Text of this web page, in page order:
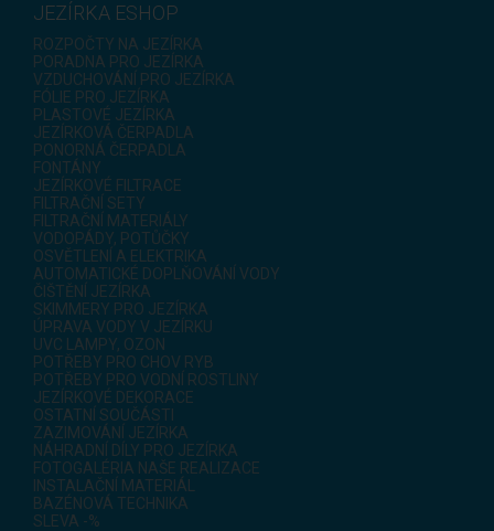
JEZÍRKA ESHOP
ROZPOČTY NA JEZÍRKA
PORADNA PRO JEZÍRKA
VZDUCHOVÁNÍ PRO JEZÍRKA
FÓLIE PRO JEZÍRKA
PLASTOVÉ JEZÍRKA
JEZÍRKOVÁ ČERPADLA
PONORNÁ ČERPADLA
FONTÁNY
JEZÍRKOVÉ FILTRACE
FILTRAČNÍ SETY
FILTRAČNÍ MATERIÁLY
VODOPÁDY, POTŮČKY
OSVĚTLENÍ A ELEKTRIKA
AUTOMATICKÉ DOPLŇOVÁNÍ VODY
ČIŠTĚNÍ JEZÍRKA
SKIMMERY PRO JEZÍRKA
ÚPRAVA VODY V JEZÍRKU
UVC LAMPY, OZON
POTŘEBY PRO CHOV RYB
POTŘEBY PRO VODNÍ ROSTLINY
JEZÍRKOVÉ DEKORACE
OSTATNÍ SOUČÁSTI
ZAZIMOVÁNÍ JEZÍRKA
NÁHRADNÍ DÍLY PRO JEZÍRKA
FOTOGALÉRIA NAŠE REALIZACE
INSTALAČNÍ MATERIÁL
BAZÉNOVÁ TECHNIKA
SLEVA -%